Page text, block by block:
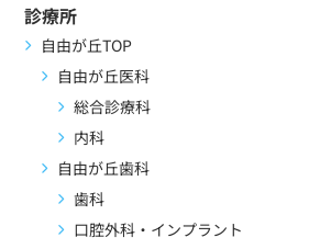
診療所
自由が丘TOP
自由が丘医科
総合診療科
内科
自由が丘歯科
歯科
口腔外科・インプラント